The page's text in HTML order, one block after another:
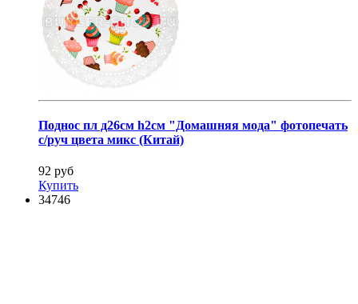
Поднос пл д26см h2см "Домашняя мода" фотопечать
с/руч цвета микс (Китай)
92 руб
Купить
34746